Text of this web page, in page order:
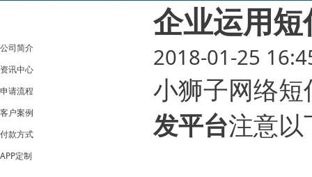
公司简介
资讯中心
申请流程
客户案例
付款方式
APP定制
企业运用
2018-01-25
小狮子网络
发平台注意